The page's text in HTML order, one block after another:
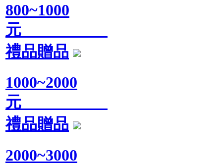
800~1000
元
禮品贈品
1000~2000
元
禮品贈品
2000~3000